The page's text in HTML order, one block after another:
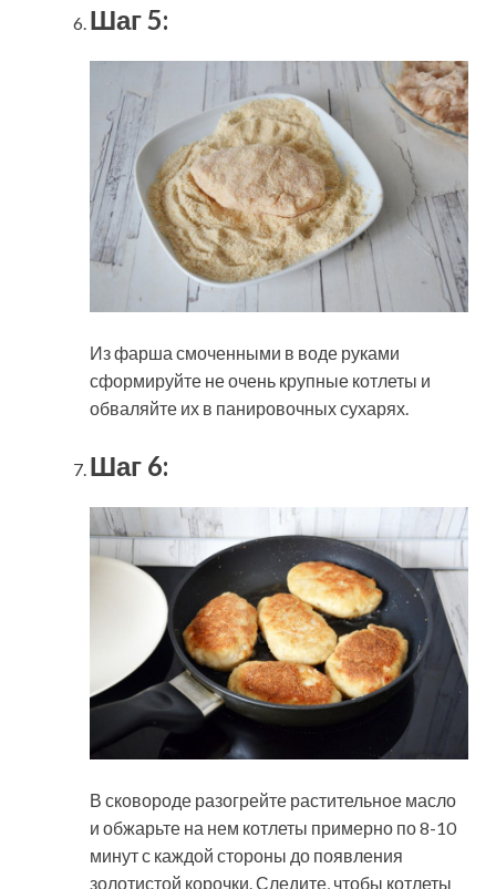
Шаг 5:
Из фарша смоченными в воде руками
сформируйте не очень крупные котлеты и
обваляйте их в панировочных сухарях.
Шаг 6:
В сковороде разогрейте растительное масло
и обжарьте на нем котлеты примерно по 8-10
минут с каждой стороны до появления
золотистой корочки. Следите, чтобы котлеты